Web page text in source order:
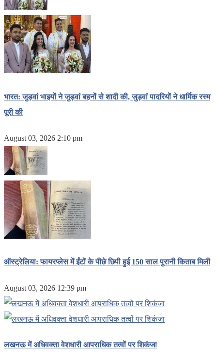
भारत: जुड़वां भाइयों ने जुड़वां बहनों से शादी की, जुड़वां पादरियों ने धार्मिक रस्म
पूरी की
August 03, 2026 2:10 pm
ऑस्ट्रेलिया: फायरप्लेस में ईंटों के पीछे छिपी हुई 150 साल पुरानी किताब मिली
August 03, 2026 12:39 pm
लखनऊ में अधिवक्ता वेशधारी आपराधिक तत्वों पर शिकंजा